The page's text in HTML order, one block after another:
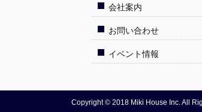
会社案内
お問い合わせ
イベント情報
Copyright © 2018 Miki House Inc. All